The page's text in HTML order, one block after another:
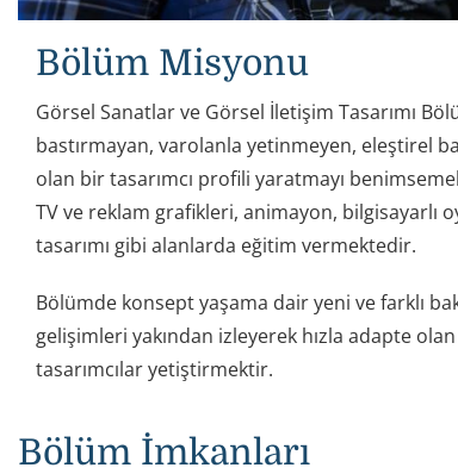
Bölüm Misyonu
Görsel Sanatlar ve Görsel İletişim Tasarımı
bastırmayan, varolanla yetinmeyen, eleştirel
olan bir tasarımcı profili yaratmayı
TV ve reklam grafikleri, animayon, bilgisayarlı
tasarımı gibi alanlarda eğitim vermektedir.
Bölümde konsept yaşama dair yeni ve farklı
gelişimleri yakından izleyerek hızla adapte
tasarımcılar yetiştirmektir. ​
Bölüm İmkanları